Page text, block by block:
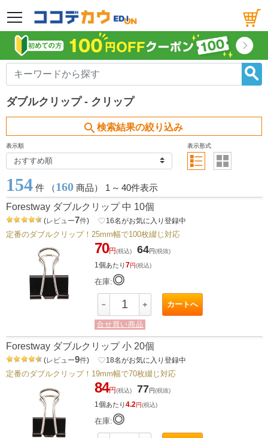
メニュー
ダブルクリップ - クリップ
search 検索結果の絞り込み
表示順 表示形式
154 件 （160 商品） 1 ～ 40件表示
Forestway ダブルクリップ 中 10個
(レビュー7件) favorite_border16名がお気に入り登録中
定番のダブルクリップ！25mm幅で100枚綴じ対応
70円(税込) 64円(税抜)
1個あたり7円(税込)
在庫:◎
－ ＋ カートへ
合せ買い商品
Forestway ダブルクリップ 小 20個
(レビュー9件) favorite_border18名がお気に入り登録中
定番のダブルクリップ！19mm幅で70枚綴じ対応
84円(税込) 77円(税抜)
1個あたり4.2円(税込)
在庫:◎